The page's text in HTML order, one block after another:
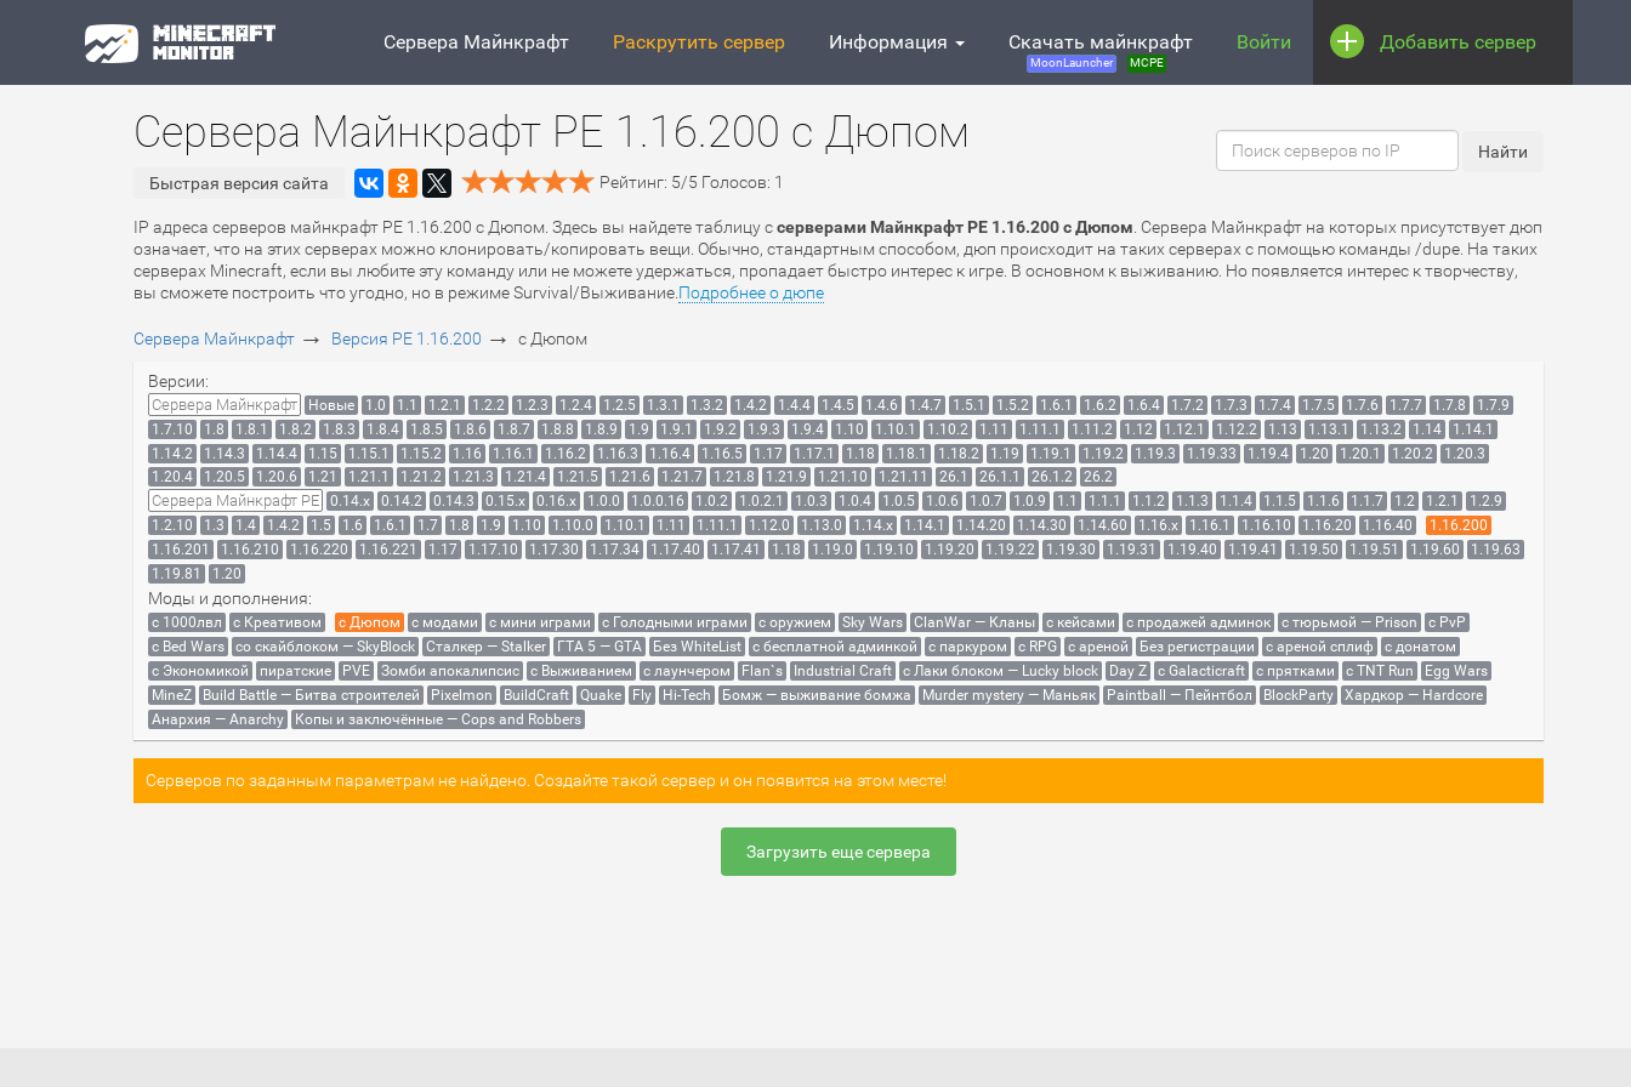
Сервера Майнкрафт Раскрутить сервер Информация Скачать майнкрафт
MoonLauncher MCPE
Войти Добавить сервер
Сервера Майнкрафт PE 1.16.200 с Дюпом
Быстрая версия сайта Рейтинг: 5/5 Голосов: 1
IP адреса серверов майнкрафт PE 1.16.200 с Дюпом. Здесь вы найдете таблицу ссерверами Майнкрафт PE 1.16.200 с Дюпом . Сервера Майнкрафт на которых присутствует дюп
означает, что на этих серверах можно клонировать/копировать вещи. Обычно, стандартным способом, дюп происходит на таких серверах с помощью команды /dupe. На таких
серверах Minecraft, если вы любите эту команду или не можете удержаться, пропадает быстро интерес к игре. В основном к выживанию. Но появляется интерес к творчеству,
вы сможете построить что угодно, но в режиме Survival/Выживание. Подробнее о дюпе
Сервера Майнкрафт → Версия PE 1.16.200 → с Дюпом
Версии:
Сервера Майнкрафт Новые 1.0 1.1 1.2.1 1.2.2 1.2.3 1.2.4 1.2.5 1.3.1 1.3.2 1.4.2 1.4.4 1.4.5 1.4.6 1.4.7 1.5.1 1.5.2 1.6.1 1.6.2 1.6.4 1.7.2 1.7.3 1.7.4 1.7.5 1.7.6 1.7.7 1.7.8
1.7.9
1.7.10
1.8 1.8.1 1.8.2 1.8.3 1.8.4 1.8.5 1.8.6 1.8.7 1.8.8 1.8.9 1.9 1.9.1 1.9.2 1.9.3 1.9.4 1.10 1.10.1 1.10.2 1.11 1.11.1 1.11.2 1.12 1.12.1 1.12.2 1.13 1.13.1 1.13.2 1.14
1.14.1
1.14.2
1.14.3 1.14.4 1.15 1.15.1 1.15.2 1.16 1.16.1 1.16.2 1.16.3 1.16.4 1.16.5 1.17 1.17.1 1.18 1.18.1 1.18.2 1.19 1.19.1 1.19.2 1.19.3 1.19.33 1.19.4 1.20 1.20.1 1.20.2
1.20.3
1.20.4
1.20.5 1.20.6 1.21 1.21.1 1.21.2 1.21.3 1.21.4 1.21.5 1.21.6 1.21.7 1.21.8 1.21.9 1.21.10 1.21.11 26.1 26.1.1 26.1.2 26.2
Сервера Майнкрафт PE 0.14.x 0.14.2 0.14.3 0.15.x 0.16.x 1.0.0 1.0.0.16 1.0.2 1.0.2.1 1.0.3 1.0.4 1.0.5 1.0.6 1.0.7 1.0.9 1.1 1.1.1 1.1.2 1.1.3 1.1.4 1.1.5 1.1.6 1.1.7 1.2 1.2.1
1.2.9
1.2.10
1.3 1.4 1.4.2 1.5 1.6 1.6.1 1.7 1.8 1.9 1.10 1.10.0 1.10.1 1.11 1.11.1 1.12.0 1.13.0 1.14.x 1.14.1 1.14.20 1.14.30 1.14.60 1.16.x 1.16.1 1.16.10 1.16.20 1.16.40
1.16.200
1.16.201
1.16.210 1.16.220 1.16.221 1.17 1.17.10 1.17.30 1.17.34 1.17.40 1.17.41 1.18 1.19.0 1.19.10 1.19.20 1.19.22 1.19.30 1.19.31 1.19.40 1.19.41 1.19.50 1.19.51 1.19.60
1.19.63
1.19.81
1.20
Моды и дополнения:
с 1000лвл c Креативом с Дюпом с модами с мини играми с Голодными играми с оружием Sky Wars ClanWar — Кланы с кейсами с продажей админок с тюрьмой — Prison
с PvP
с Bed Wars
со скайблоком — SkyBlock Сталкер — Stalker ГТА 5 — GTA Без WhiteList с бесплатной админкой с паркуром с RPG с ареной Без регистрации с ареной сплиф
с донатом
с Экономикой
пиратские PVE Зомби апокалипсис с Выживанием с лаунчером Flan`s Industrial Craft с Лаки блоком — Lucky block Day Z с Galacticraft с прятками с TNT Run
Egg Wars
MineZ
Build Battle — Битва строителей Pixelmon BuildCraft Quake Fly Hi-Tech Бомж — выживание бомжа Murder mystery — Маньяк Paintball — Пейнтбол BlockParty
Хардкор — Hardcore
Анархия — Anarchy
Копы и заключённые — Cops and Robbers
Серверов по заданным параметрам не найдено. Создайте такой сервер и он появится на этом месте!
Загрузить еще сервера